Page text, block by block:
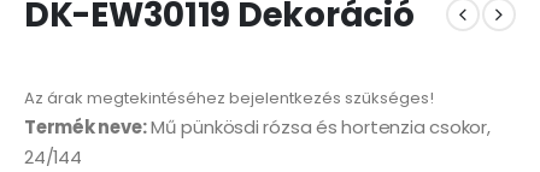
DK-EW30119 Dekoráció
Az árak megtekintéséhez bejelentkezés szükséges!
Termék neve:Mű pünkösdi rózsa és hortenzia csokor,
24/144